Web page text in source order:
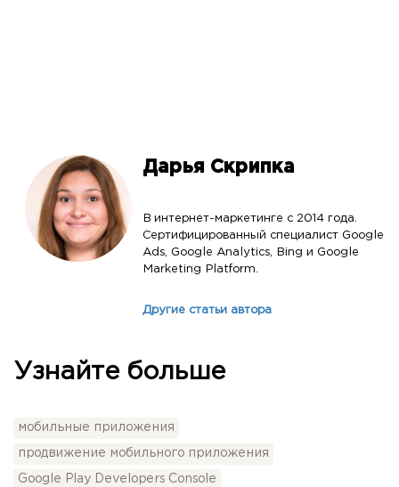
Дарья Скрипка
В интернет-маркетинге с 2014 года.
Сертифицированный специалист Google
Ads, Google Analytics, Bing и Google
Marketing Platform.
Другие статьи автора
Узнайте больше
мобильные приложения
продвижение мобильного приложения
Google Play Developers Console